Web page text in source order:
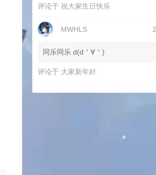
评论于祝大家生日快乐
MWHLS
同乐同乐 d(d＇∀＇)
评论于 大家新年好